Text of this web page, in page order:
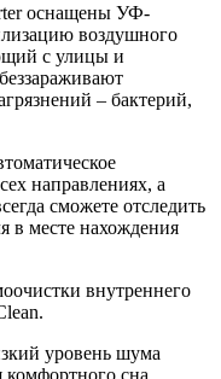
оснащены УФ-
воздушного
с улицы и
– бактерий,
направлениях, а
сможете отследить
в месте нахождения
внутреннего
уровень шума
сна